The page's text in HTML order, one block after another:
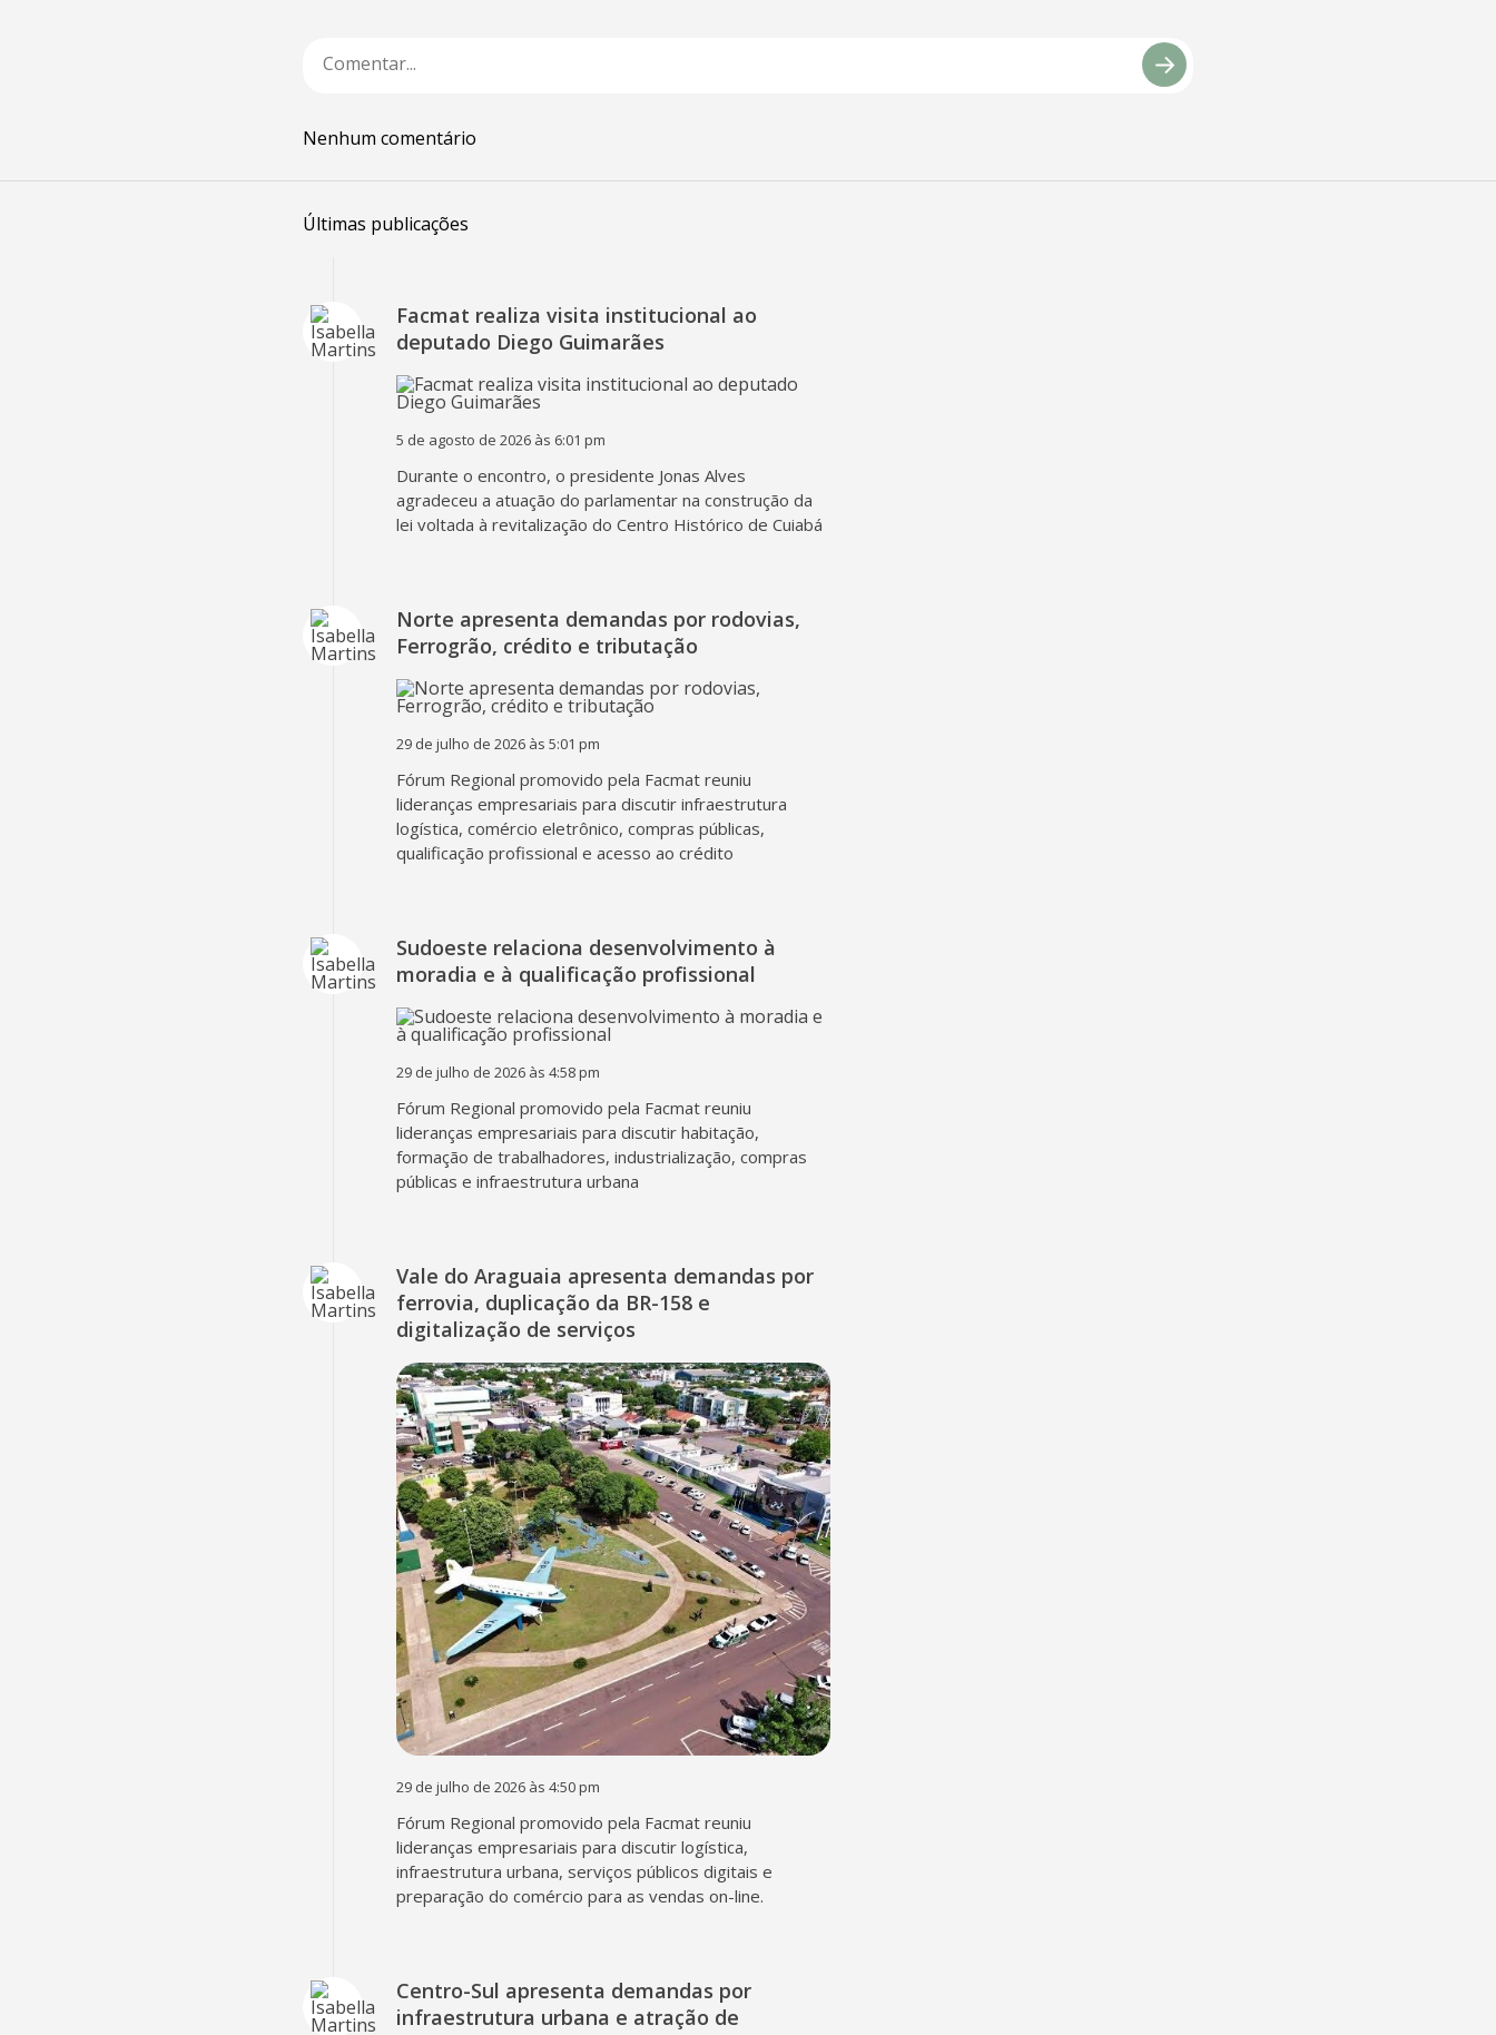
Nenhum comentário
Últimas publicações
Facmat realiza visita institucional ao
deputado Diego Guimarães
5 de agosto de 2026 às 6:01 pm
Durante o encontro, o presidente Jonas Alves
agradeceu a atuação do parlamentar na construção da
lei voltada à revitalização do Centro Histórico de Cuiabá
Norte apresenta demandas por rodovias,
Ferrogrão, crédito e tributação
29 de julho de 2026 às 5:01 pm
Fórum Regional promovido pela Facmat reuniu
lideranças empresariais para discutir infraestrutura
logística, comércio eletrônico, compras públicas,
qualificação profissional e acesso ao crédito
Sudoeste relaciona desenvolvimento à
moradia e à qualificação profissional
29 de julho de 2026 às 4:58 pm
Fórum Regional promovido pela Facmat reuniu
lideranças empresariais para discutir habitação,
formação de trabalhadores, industrialização, compras
públicas e infraestrutura urbana
Vale do Araguaia apresenta demandas por
ferrovia, duplicação da BR-158 e
digitalização de serviços
29 de julho de 2026 às 4:50 pm
Fórum Regional promovido pela Facmat reuniu
lideranças empresariais para discutir logística,
infraestrutura urbana, serviços públicos digitais e
preparação do comércio para as vendas on-line.
Centro-Sul apresenta demandas por
infraestrutura urbana e atração de